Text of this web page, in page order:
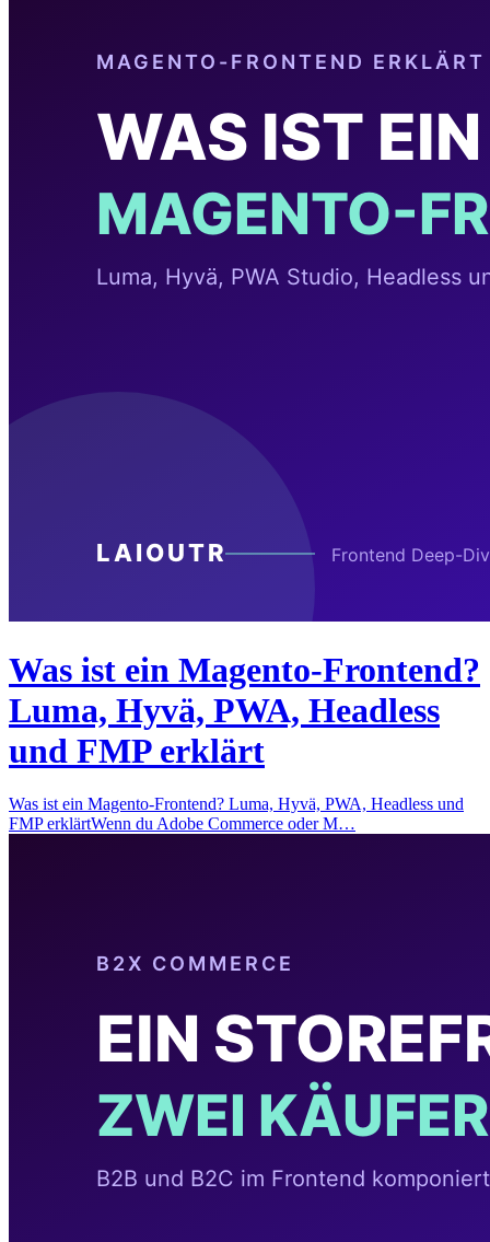
Was ist ein Magento-Frontend?
Luma, Hyvä, PWA, Headless
und FMP erklärt
Was ist ein Magento-Frontend? Luma, Hyvä, PWA, Headless und
FMP erklärtWenn du Adobe Commerce oder M…